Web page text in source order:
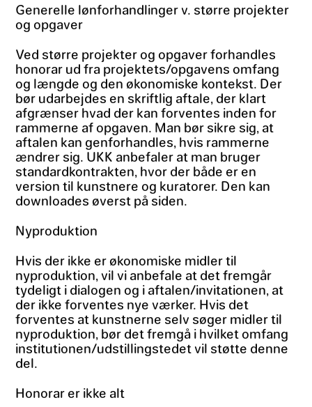
Generelle lønforhandlinger v. større projekter
og opgaver
Ved større projekter og opgaver forhandles
honorar ud fra projektets/opgavens omfang
og længde og den økonomiske kontekst. Der
bør udarbejdes en skriftlig aftale, der klart
afgrænser hvad der kan forventes inden for
rammerne af opgaven. Man bør sikre sig, at
aftalen kan genforhandles, hvis rammerne
ændrer sig. UKK anbefaler at man bruger
standardkontrakten, hvor der både er en
version til kunstnere og kuratorer. Den kan
downloades øverst på siden.
Nyproduktion
Hvis der ikke er økonomiske midler til
nyproduktion, vil vi anbefale at det fremgår
tydeligt i dialogen og i aftalen/invitationen, at
der ikke forventes nye værker. Hvis det
forventes at kunstnerne selv søger midler til
nyproduktion, bør det fremgå i hvilket omfang
institutionen/udstillingstedet vil støtte denne
del.
Honorar er ikke alt